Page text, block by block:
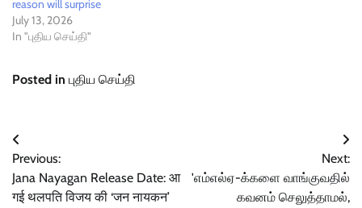
reason will surprise
July 13, 2026
In "புதிய செய்தி"
Posted in புதிய செய்தி
Post
navigation
Previous:
Jana Nayagan Release Date: आ
गई थलपति विजय की ‘जन नायकन’
Next:
'எம்எல்ஏ-க்களை வாங்குவதில்
கவனம் செலுத்தாமல்,